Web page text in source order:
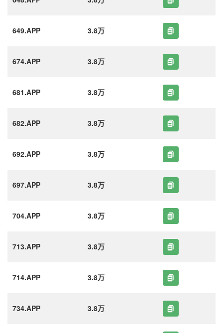
649.APP 3.8万
674.APP 3.8万
681.APP 3.8万
682.APP 3.8万
692.APP 3.8万
697.APP 3.8万
704.APP 3.8万
713.APP 3.8万
714.APP 3.8万
734.APP 3.8万